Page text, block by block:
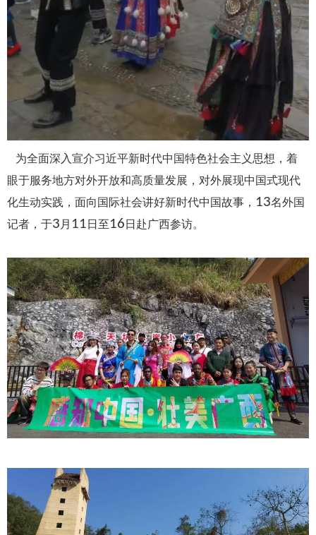
为全面深入宣介习近平新时代中国特色社会主义思想，着
眼于服务地方对外开放和高质量发展，对外展现中国式现代
化生动实践，面向国际社会讲好新时代中国故事， 13名外国
记者，于3 月 11 日至16 日赴广西参访。